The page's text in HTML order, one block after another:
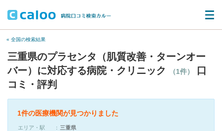
« 全国の検索結果
三重県のプラセンタ（肌質改善・ターンオー
バー）に対応する病院・クリニック
（1件）
口
コミ・評判
1件の医療機関が見つかりました
エリア・駅
三重県